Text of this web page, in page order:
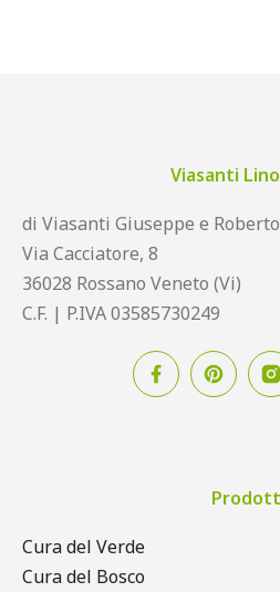
Viasanti
di Viasanti Giuseppe e Roberto
Via Cacciatore, 8
36028 Rossano Veneto (Vi)
C.F. | P.IVA 03585730249
Cura del Verde
Cura del Bosco